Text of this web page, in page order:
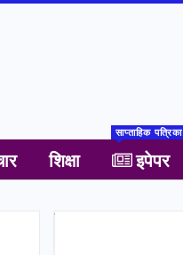
शिक्षा इपेपर
साप्ताहिक पत्रिका